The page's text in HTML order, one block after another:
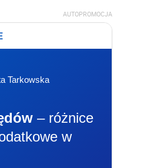
AUTOPROMOCJA
Tarkowska
– różnice
w